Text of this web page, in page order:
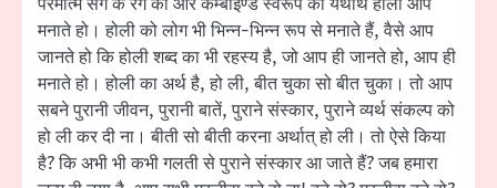
मनाते हो। होली को लोग भी भिन्न-भिन्न रूप से मनाते हैं, वैसे आप
जानते हो कि होली शब्द का भी रहस्य है, जो आप ही जानते हो, आप ही
मनाते हो। होली का अर्थ है, हो ली, बीत चुका सो बीत चुका। तो आप
सबने पुरानी जीवन, पुरानी बातें, पुराने संस्कार, पुराने व्यर्थ संकल्प को
हो ली कर दी ना। बीती सो बीती करना अर्थात् हो ली। तो ऐसे किया
है? कि अभी भी कभी गलती से पुराने संस्कार आ जाते हैं? जब हमारा